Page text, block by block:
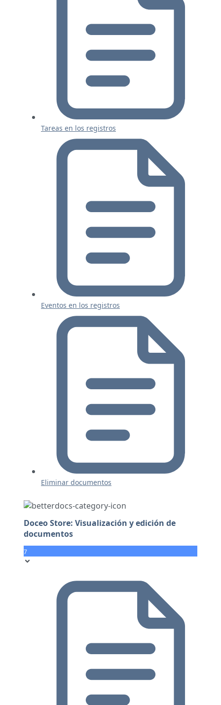
Tareas en los registros
Eventos en los registros
Eliminar documentos
Doceo Store: Visualización y edición de
documentos
7